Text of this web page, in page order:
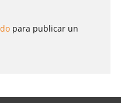
para publicar un